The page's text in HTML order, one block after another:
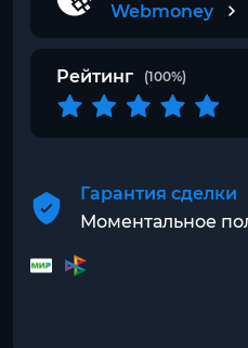
Webmoney
Рейтинг (100%)
Гарантия сделки
Моментальное